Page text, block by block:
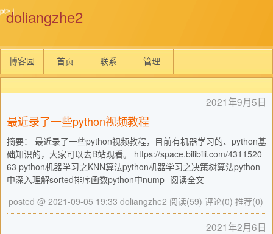
doliangzhe2
博客园 首页 联系 管理
2021年9月5日
最近录了一些python视频教程
摘要： 最近录了一些python视频教程，目前有机器学习的、python基
础知识的，大家可以去B站观看。 https://space.bilibili.com/4311520
63 python机器学习之KNN算法python机器学习之决策树算法python
中深入理解sorted排序函数python中nump 阅读全文
posted @ 2021-09-05 19:33 doliangzhe2 阅读(59) 评论(0) 推荐(0)
2021年2月6日